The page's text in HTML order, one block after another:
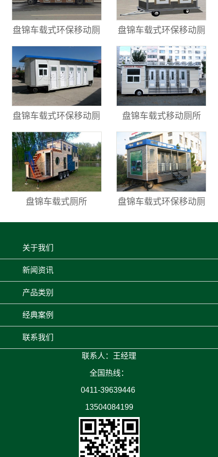
盘锦车载式环保移动厕 盘锦车载式环保移动厕
盘锦车载式环保移动厕 盘锦车载式移动厕所
盘锦车载式厕所 盘锦车载式环保移动厕
关于我们
新闻资讯
产品类别
经典案例
联系我们
联系人：王经理
全国热线：
0411-39639446
13504084199